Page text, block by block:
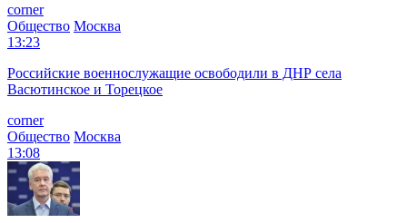
corner
Общество Москва
13:23
Российские военнослужащие освободили в ДНР села
Васютинское и Торецкое
corner
Общество Москва
13:08